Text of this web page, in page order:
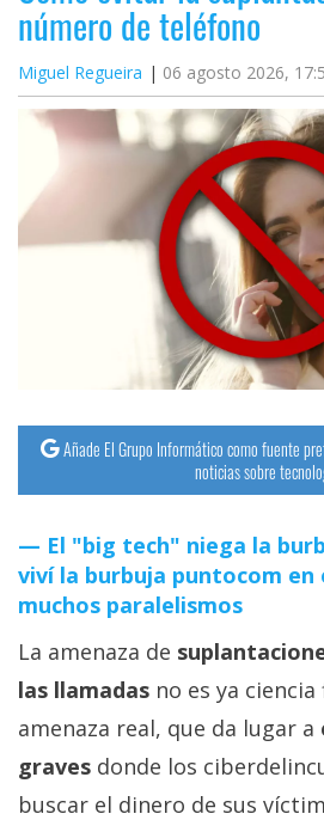
número de teléfono
Miguel Regueira 06 agosto 2026,
Añade El Grupo Informático como fuente
noticias sobre
El "big tech" niega la
viví la burbuja puntocom en
muchos paralelismos
La amenaza de
las llamadas no es ya
amenaza real, que da lugar a
graves donde los
buscar el dinero de sus